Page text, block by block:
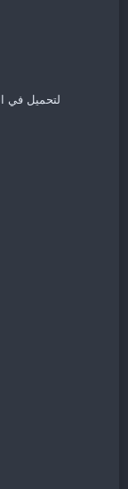
لتحميل في